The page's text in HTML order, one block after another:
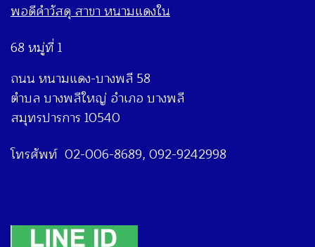
พอดีคำวัสดุ สาขา หนามแดงใน
68 หมู่ที่ 1
ถนน หนามแดง-บางพลี 58
ตำบล บางพลีใหญ่ อำเภอ บางพลี
สมุทรปารการ 10540
โทรศัพท์ 02-006-8689, 092-9242998